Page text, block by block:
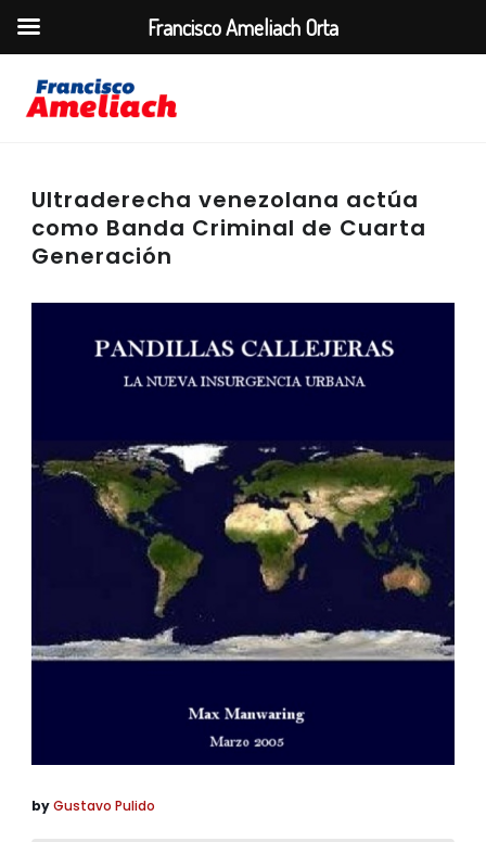
Ultraderecha venezolana actúa
como Banda Criminal de Cuarta
Generación
byGustavo Pulido
Francisco Ameliach Orta